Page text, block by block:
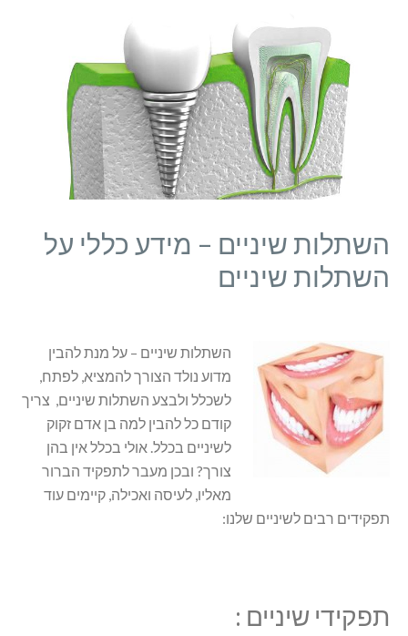
השתלות שיניים – מידע כללי על
השתלות שיניים
השתלות שיניים – על מנת להבין
מדוע נולד הצורך להמציא, לפתח,
לשכלל ולבצע השתלות שיניים, צריך
קודם כל להבין למה בן אדם זקוק
לשיניים בכלל. אולי בכלל אין בהן
צורך? ובכן מעבר לתפקיד הברור
מאליו, לעיסה ואכילה, קיימים עוד
תפקידים רבים לשיניים שלנו:
תפקידי שיניים :